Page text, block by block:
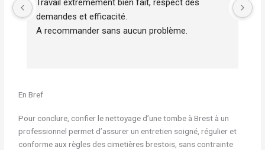
Travail extrêmement bien fait, respect des
demandes et efficacité.
A recommander sans aucun problème.
En Bref
Pour conclure, confier le nettoyage d’une tombe à Brest à un
professionnel permet d’assurer un entretien soigné, régulier et
conforme aux règles des cimetières brestois, sans contrainte